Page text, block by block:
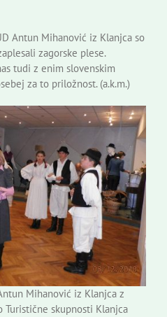
Antun Mihanović iz Klanjca so
zagorske plese.
tudi z enim slovenskim
za to priložnost. (a.k.m.)
Mihanović iz Klanjca z
skupnosti Klanjca